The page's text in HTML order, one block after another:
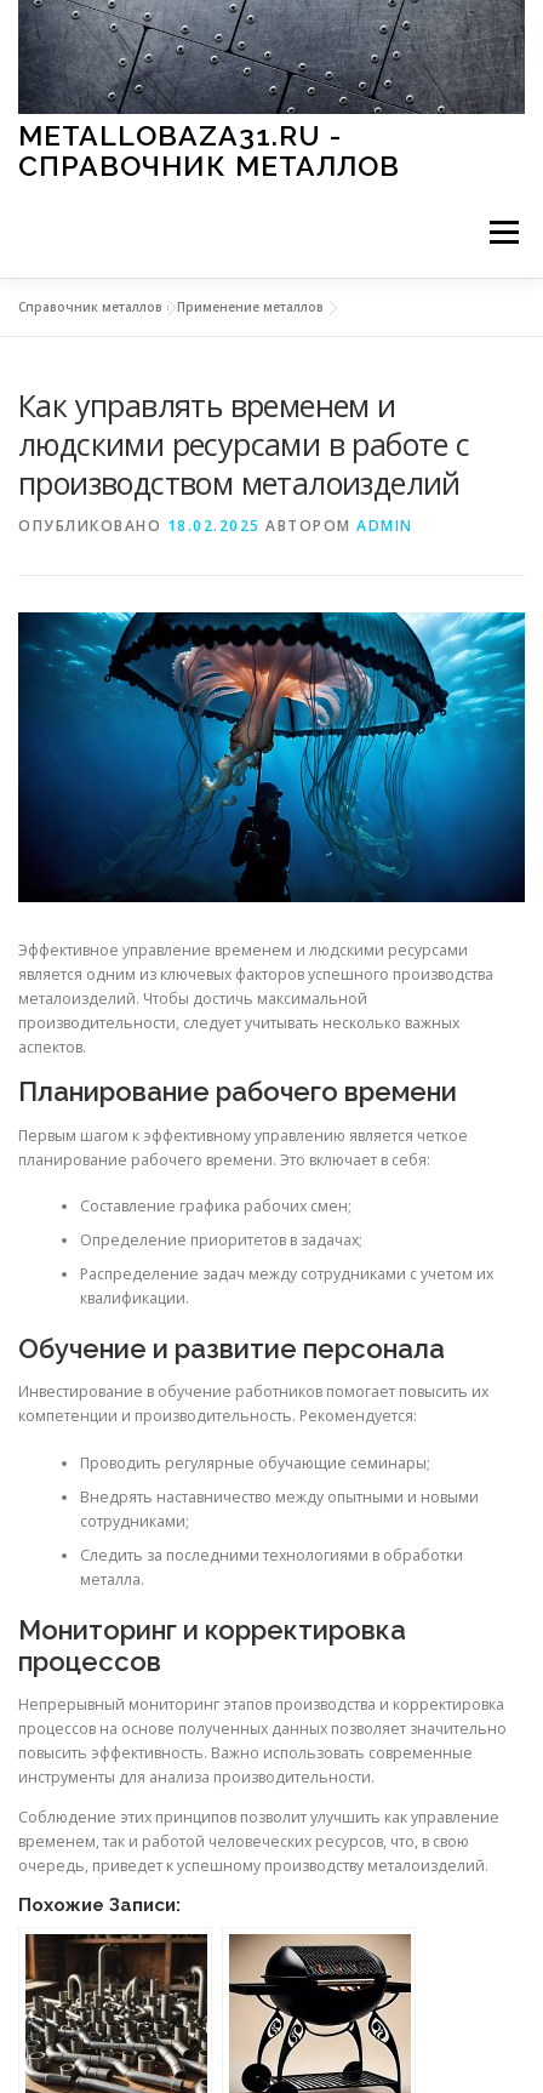
Перейти к содержимому
METALLOBAZA31.RU -
СПРАВОЧНИК МЕТАЛЛОВ
Меню
МЕТАЛЛЫ И ОКРУЖАЮЩАЯ СРЕДА
ПРИМЕНЕНИЕ МЕТАЛЛОВ
СТАТЬИ
Справочник металлов »Применение металлов
Как управлять временем и
людскими ресурсами в работе с
производством металоизделий
ОПУБЛИКОВАНО 18.02.2025 АВТОРОМ ADMIN
Эффективное управление временем и людскими ресурсами
является одним из ключевых факторов успешного производства
металоизделий. Чтобы достичь максимальной
производительности, следует учитывать несколько важных
аспектов.
Планирование рабочего времени
Первым шагом к эффективному управлению является четкое
планирование рабочего времени. Это включает в себя:
Составление графика рабочих смен;
Определение приоритетов в задачах;
Распределение задач между сотрудниками с учетом их
квалификации.
Обучение и развитие персонала
Инвестирование в обучение работников помогает повысить их
компетенции и производительность. Рекомендуется:
Проводить регулярные обучающие семинары;
Внедрять наставничество между опытными и новыми
сотрудниками;
Следить за последними технологиями в обработки
металла.
Мониторинг и корректировка
процессов
Непрерывный мониторинг этапов производства и корректировка
процессов на основе полученных данных позволяет значительно
повысить эффективность. Важно использовать современные
инструменты для анализа производительности.
Соблюдение этих принципов позволит улучшить как управление
временем, так и работой человеческих ресурсов, что, в свою
очередь, приведет к успешному производству металоизделий.
Похожие Записи: